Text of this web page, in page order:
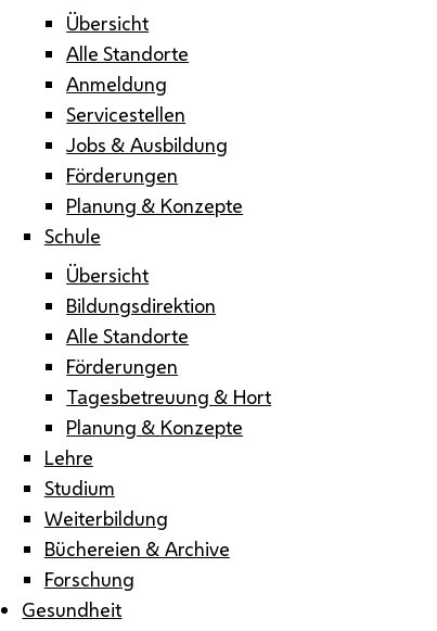
Übersicht
Alle Standorte
Anmeldung
Servicestellen
Jobs & Ausbildung
Förderungen
Planung & Konzepte
Schule
Übersicht
Bildungsdirektion
Alle Standorte
Förderungen
Tagesbetreuung & Hort
Planung & Konzepte
Lehre
Studium
Weiterbildung
Büchereien & Archive
Forschung
Gesundheit